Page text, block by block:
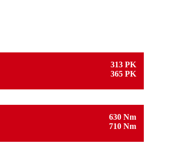
313 PK
365 PK
630 Nm
710 Nm